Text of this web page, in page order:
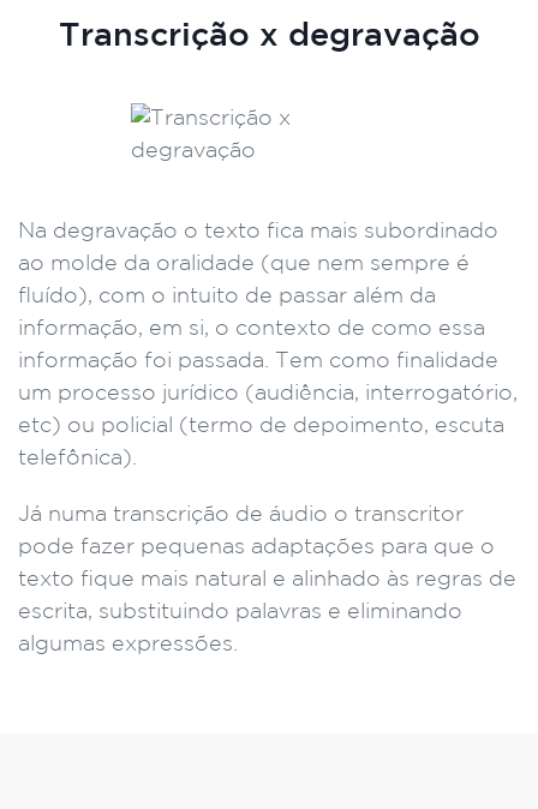
Transcrição x degravação
Na degravação o texto fica mais subordinado
ao molde da oralidade (que nem sempre é
fluído), com o intuito de passar além da
informação, em si, o contexto de como essa
informação foi passada. Tem como finalidade
um processo jurídico (audiência, interrogatório,
etc) ou policial (termo de depoimento, escuta
telefônica).
Já numa transcrição de áudio o transcritor
pode fazer pequenas adaptações para que o
texto fique mais natural e alinhado às regras de
escrita, substituindo palavras e eliminando
algumas expressões.